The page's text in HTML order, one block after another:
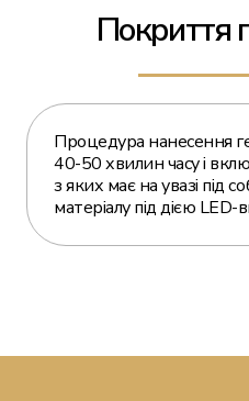
Покриття
Процедура нанесення
40-50 хвилин часу і
з яких має на увазі під
матеріалу під дією